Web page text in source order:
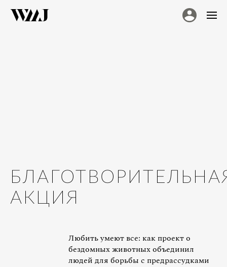
АКЦИЯ
Любить умеют все: как проект о
бездомных животных объединил
людей для борьбы с предрассудками